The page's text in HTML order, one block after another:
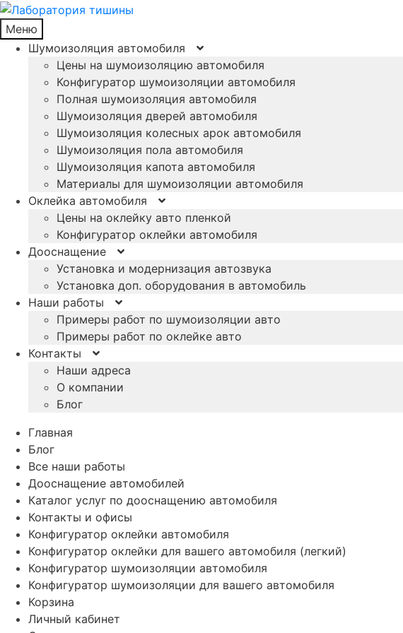
Меню
Шумоизоляция автомобиля
Цены на шумоизоляцию автомобиля
Конфигуратор шумоизоляции автомобиля
Полная шумоизоляция автомобиля
Шумоизоляция дверей автомобиля
Шумоизоляция колесных арок автомобиля
Шумоизоляция пола автомобиля
Шумоизоляция капота автомобиля
Материалы для шумоизоляции автомобиля
Оклейка автомобиля
Цены на оклейку авто пленкой
Конфигуратор оклейки автомобиля
Дооснащение
Установка и модернизация автозвука
Установка доп. оборудования в автомобиль
Наши работы
Примеры работ по шумоизоляции авто
Примеры работ по оклейке авто
Контакты
Наши адреса
О компании
Блог
Главная
Блог
Все наши работы
Дооснащение автомобилей
Каталог услуг по дооснащению автомобиля
Контакты и офисы
Конфигуратор оклейки автомобиля
Конфигуратор оклейки для вашего автомобиля (легкий)
Конфигуратор шумоизоляции автомобиля
Конфигуратор шумоизоляции для вашего автомобиля
Корзина
Личный кабинет